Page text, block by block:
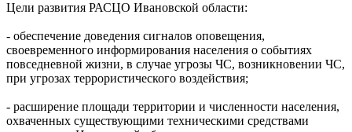
Цели развития РАСЦО Ивановской области:
- обеспечение доведения сигналов оповещения,
своевременного информирования населения о событиях
повседневной жизни, в случае угрозы ЧС, возникновении ЧС,
при угрозах террористического воздействия;
- расширение площади территории и численности населения,
охваченных существующими техническими средствами